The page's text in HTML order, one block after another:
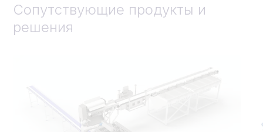
Сопутствующие продукты и
решения